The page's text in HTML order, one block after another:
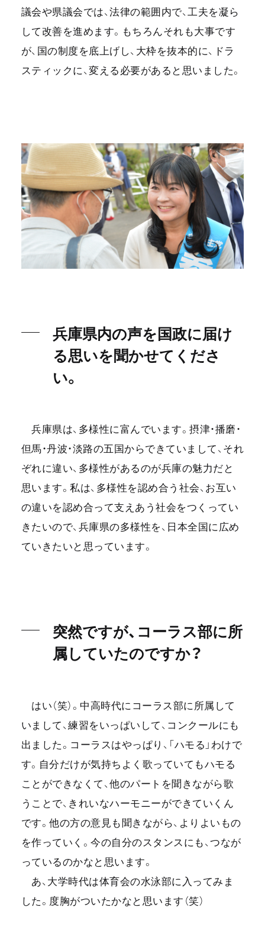
議会や県議会では、法律の範囲内で、工夫を凝ら
して改善を進めます。もちろんそれも大事です
が、国の制度を底上げし、大枠を抜本的に、ドラ
スティックに、変える必要があると思いました。
兵庫県内の声を国政に届け
る思いを聞かせてくださ
い。
兵庫県は、多様性に富んでいます。摂津・播磨・
但馬・丹波・淡路の五国からできていまして、それ
ぞれに違い、多様性があるのが兵庫の魅力だと
思います。私は、多様性を認め合う社会、お互い
の違いを認め合って支えあう社会をつくってい
きたいので、兵庫県の多様性を、日本全国に広め
ていきたいと思っています。
突然ですが、コーラス部に所
属していたのですか？
はい（笑）。中高時代にコーラス部に所属して
いまして、練習をいっぱいして、コンクールにも
出ました。コーラスはやっぱり、「ハモる」わけで
す。自分だけが気持ちよく歌っていてもハモる
ことができなくて、他のパートを聞きながら歌
うことで、きれいなハーモニーができていくん
です。他の方の意見も聞きながら、よりよいもの
を作っていく。今の自分のスタンスにも、つなが
っているのかなと思います。
あ、大学時代は体育会の水泳部に入ってみま
した。度胸がついたかなと思います（笑）